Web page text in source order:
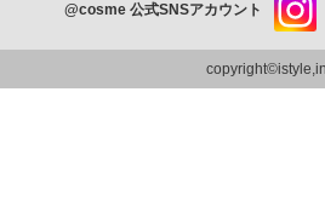
@cosme 公式SNSアカウント
ram